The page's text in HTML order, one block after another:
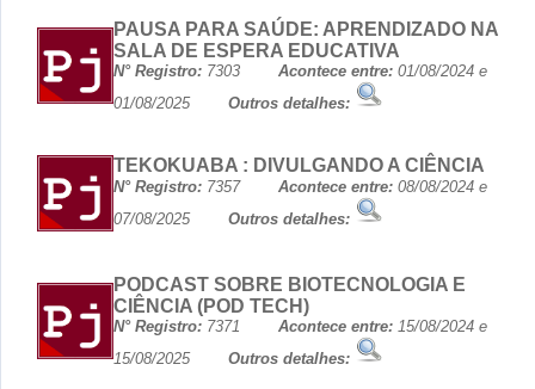
PAUSA PARA SAÚDE: APRENDIZADO NA
SALA DE ESPERA EDUCATIVA
N° Registro: 7303 Acontece entre: 01/08/2024 e
01/08/2025 Outros detalhes:
TEKOKUABA : DIVULGANDO A CIÊNCIA
N° Registro: 7357 Acontece entre: 08/08/2024 e
07/08/2025 Outros detalhes:
PODCAST SOBRE BIOTECNOLOGIA E
CIÊNCIA (POD TECH)
N° Registro: 7371 Acontece entre: 15/08/2024 e
15/08/2025 Outros detalhes: